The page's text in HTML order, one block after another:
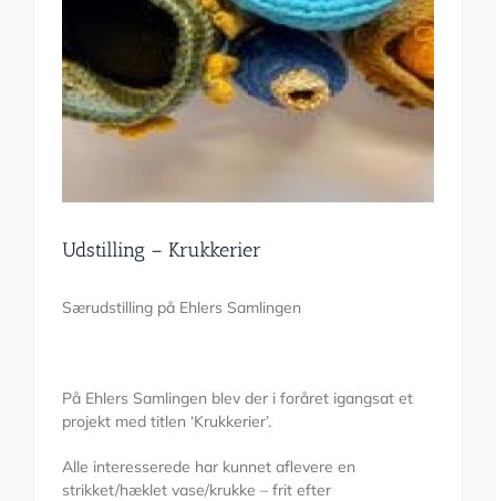
Udstilling – Krukkerier
Særudstilling på Ehlers Samlingen
På Ehlers Samlingen blev der i foråret igangsat et
projekt med titlen ‘Krukkerier’.
Alle interesserede har kunnet aflevere en
strikket/hæklet vase/krukke – frit efter